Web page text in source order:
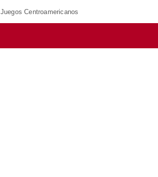
Juegos Centroamericanos